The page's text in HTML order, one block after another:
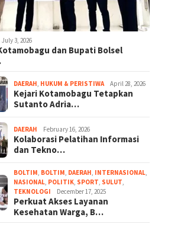
July 3, 2026
dan Bupati Bolsel
DAERAH, HUKUM & PERISTIWA April 28, 2026
Kejari Kotamobagu Tetapkan
Sutanto Adria…
DAERAH February 16, 2026
Kolaborasi Pelatihan Informasi
dan Tekno…
BOLTIM, BOLTIM, DAERAH, INTERNASIONAL,
NASIONAL, POLITIK, SPORT, SULUT,
TEKNOLOGI
December 17, 2025
Perkuat Akses Layanan
Kesehatan Warga, B…